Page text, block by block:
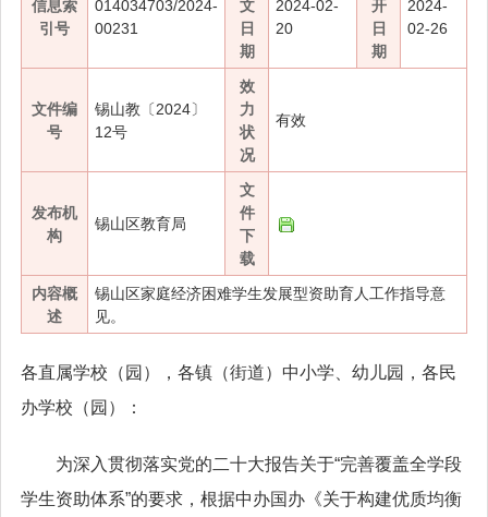
信息索
引号
014034703/2024-
00231
文
日
期
2024-02-
20
开
日
期
2024-
02-26
文件编
号
锡山教〔2024〕
12号
效
力
状
况
有效
发布机
构
锡山区教育局
文
件
下
载
内容概
述
锡山区家庭经济困难学生发展型资助育人工作指导意
见。
各直属学校（园），各镇（街道）中小学、幼儿园，各民
办学校（园）：
为深入贯彻落实党的二十大报告关于“完善覆盖全学段
学生资助体系”的要求，根据中办国办《关于构建优质均衡